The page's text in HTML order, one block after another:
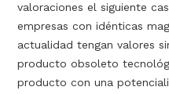
valoraciones el siguiente
empresas con idénticas
actualidad tengan valores
producto obsoleto
producto con una